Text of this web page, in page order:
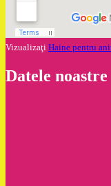
Vizualizaţi Haine pentru
Datele noastre